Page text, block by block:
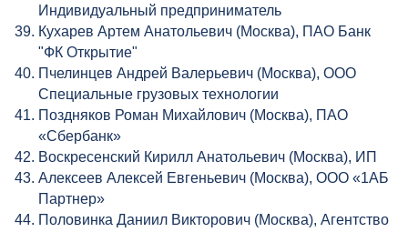
Индивидуальный предприниматель
Кухарев Артем Анатольевич (Москва), ПАО Банк
"ФК Открытие"
Пчелинцев Андрей Валерьевич (Москва), ООО
Специальные грузовых технологии
Поздняков Роман Михайлович (Москва), ПАО
«Сбербанк»
Воскресенский Кирилл Анатольевич (Москва), ИП
Алексеев Алексей Евгеньевич (Москва), ООО «1АБ
Партнер»
Половинка Даниил Викторович (Москва), Агентство